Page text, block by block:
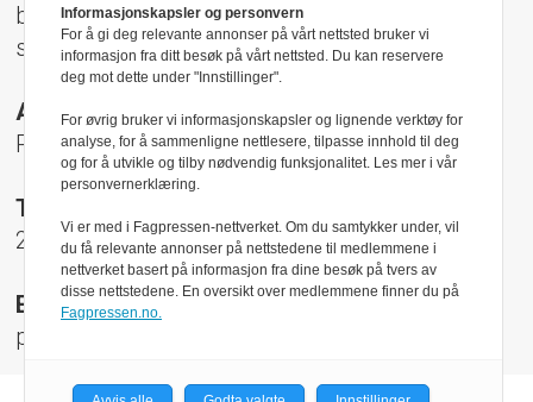
behandler klager mot mediene i presseetiske
spørsmål.
Adresse:
Rådhusgt 17, 0158 Oslo
Telefon:
22 40 50 40
E-post:
pfu@presse.no
Informasjonskapsler og personvern
For å gi deg relevante annonser på vårt nettsted bruker vi
informasjon fra ditt besøk på vårt nettsted. Du kan reservere
deg mot dette under "Innstillinger".
For øvrig bruker vi informasjonskapsler og lignende verktøy for
analyse, for å sammenligne nettlesere, tilpasse innhold til deg
og for å utvikle og tilby nødvendig funksjonalitet. Les mer i vår
personvernerklæring.
Vi er med i Fagpressen-nettverket. Om du samtykker under, vil
du få relevante annonser på nettstedene til medlemmene i
nettverket basert på informasjon fra dine besøk på tvers av
disse nettstedene. En oversikt over medlemmene finner du på
Fagpressen.no.